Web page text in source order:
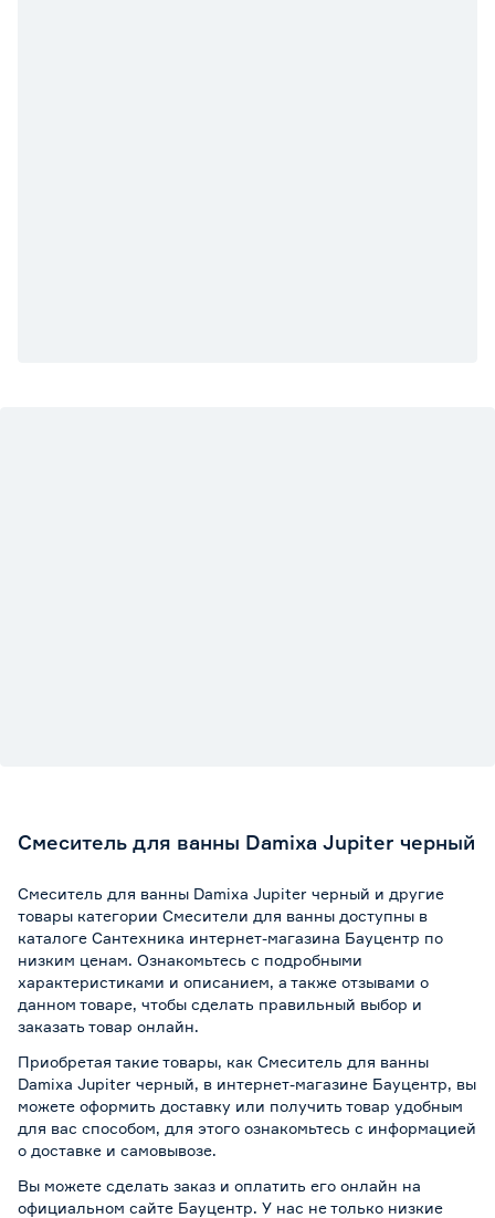
Смеситель для ванны Damixa Jupiter черный
Смеситель для ванны Damixa Jupiter черный и другие
товары категории Смесители для ванны доступны в
каталоге Сантехника интернет-магазина Бауцентр по
низким ценам. Ознакомьтесь с подробными
характеристиками и описанием, а также отзывами о
данном товаре, чтобы сделать правильный выбор и
заказать товар онлайн.
Приобретая такие товары, как Смеситель для ванны
Damixa Jupiter черный, в интернет-магазине Бауцентр, вы
можете оформить доставку или получить товар удобным
для вас способом, для этого ознакомьтесь с информацией
о доставке и самовывозе.
Вы можете сделать заказ и оплатить его онлайн на
официальном сайте Бауцентр. У нас не только низкие